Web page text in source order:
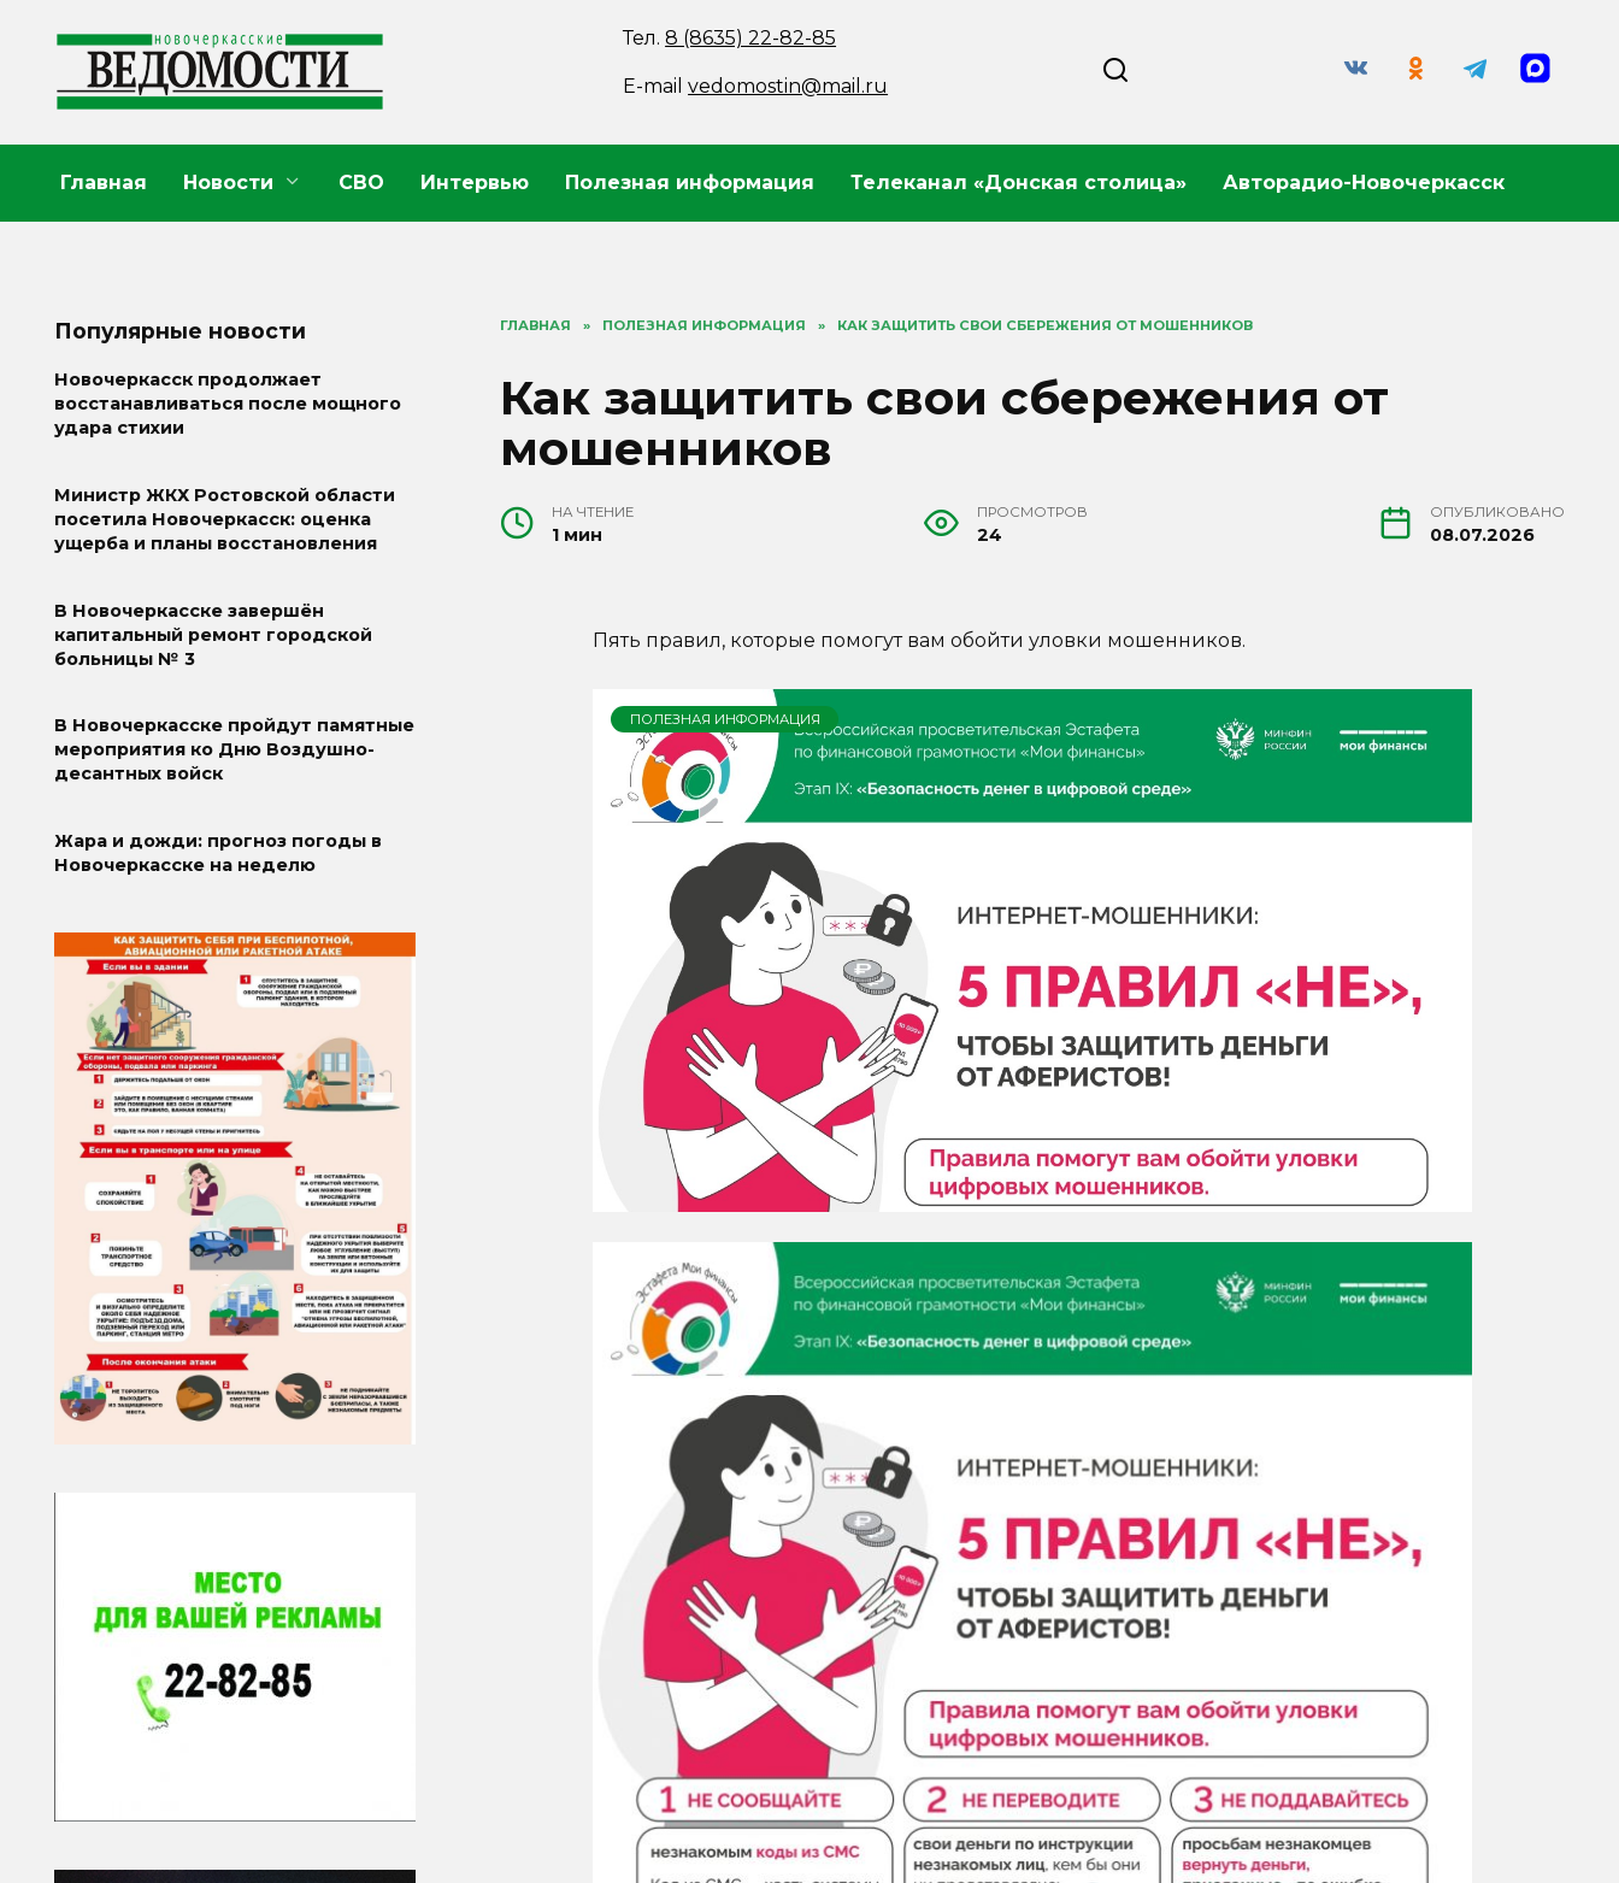
содержанию
Тел.8 (8635) 22-82-85
E-mailvedomostin@mail.ru
Главная Новости СВО Интервью Полезная информация Телеканал «Донская столица» Авторадио-Новочеркасск
ГЛАВНАЯ » ПОЛЕЗНАЯ ИНФОРМАЦИЯ » КАК ЗАЩИТИТЬ СВОИ СБЕРЕЖЕНИЯ ОТ МОШЕННИКОВ
Как защитить свои сбережения от
мошенников
НА ЧТЕНИЕ
1 мин
ПРОСМОТРОВ
24
ОПУБЛИКОВАНО
08.07.2026
Пять правил, которые помогут вам обойти уловки мошенников.
ПОЛЕЗНАЯ ИНФОРМАЦИЯ
Популярные новости
Новочеркасск продолжает
восстанавливаться после мощного
удара стихии
Министр ЖКХ Ростовской области
посетила Новочеркасск: оценка
ущерба и планы восстановления
В Новочеркасске завершён
капитальный ремонт городской
больницы № 3
В Новочеркасске пройдут памятные
мероприятия ко Дню Воздушно-
десантных войск
Жара и дожди: прогноз погоды в
Новочеркасске на неделю